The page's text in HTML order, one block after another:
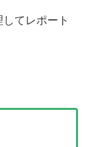
てレポート